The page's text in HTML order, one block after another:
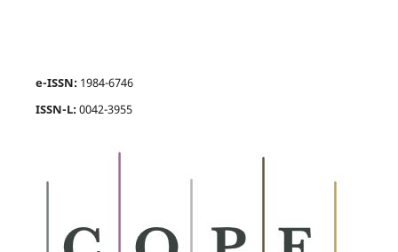
e-ISSN: 1984-6746
ISSN-L:0042-3955